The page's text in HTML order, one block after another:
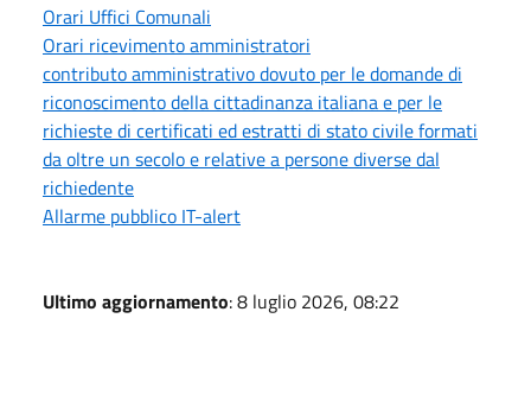
Orari Uffici Comunali
Orari ricevimento amministratori
contributo amministrativo dovuto per le domande di
riconoscimento della cittadinanza italiana e per le
richieste di certificati ed estratti di stato civile formati
da oltre un secolo e relative a persone diverse dal
richiedente
Allarme pubblico IT-alert
Ultimo aggiornamento: 8 luglio 2026, 08:22